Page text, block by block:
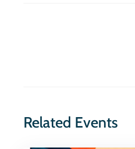
Related Events